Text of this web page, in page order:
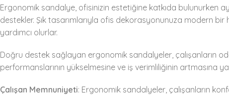
Ergonomik sandalye, ofisinizin estetiğine katkıda bulunurken
destekler. Şık tasarımlarıyla ofis dekorasyonunuza modern
yardımcı olurlar.
Doğru destek sağlayan ergonomik sandalyeler, çalışanların
performanslarının yükselmesine ve iş verimliliğinin artmasına
Çalışan Memnuniyeti: Ergonomik sandalyeler, çalışanların